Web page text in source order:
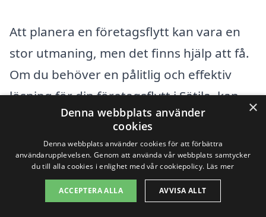
Att planera en företagsflytt kan vara en
stor utmaning, men det finns hjälp att få.
Om du behöver en pålitlig och effektiv
lösning för din företagsflytt i Sätila, kan
det vara klokt att titta på närliggande
städer för att få bästa möjliga service.
Många professionella flyttfirmor i städer
Kinna, Skene,Bollebygd, Öxnevalla,
Mariedal,Härrydaoch Landvetter
×
Denna webbplats använder
cookies
Denna webbplats använder cookies för att förbättra
användarupplevelsen. Genom att använda vår webbplats samtycker
du till alla cookies i enlighet med vår cookiepolicy. Läs mer
ACCEPTERA ALLA AVVISA ALLT